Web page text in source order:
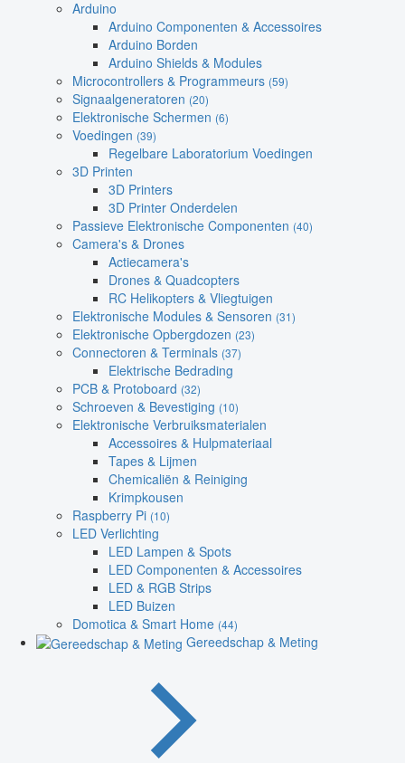
Arduino
Arduino Componenten & Accessoires
Arduino Borden
Arduino Shields & Modules
Microcontrollers & Programmeurs (59)
Signaalgeneratoren (20)
Elektronische Schermen (6)
Voedingen (39)
Regelbare Laboratorium Voedingen
3D Printen
3D Printers
3D Printer Onderdelen
Passieve Elektronische Componenten (40)
Camera's & Drones
Actiecamera's
Drones & Quadcopters
RC Helikopters & Vliegtuigen
Elektronische Modules & Sensoren (31)
Elektronische Opbergdozen (23)
Connectoren & Terminals (37)
Elektrische Bedrading
PCB & Protoboard (32)
Schroeven & Bevestiging (10)
Elektronische Verbruiksmaterialen
Accessoires & Hulpmateriaal
Tapes & Lijmen
Chemicaliën & Reiniging
Krimpkousen
Raspberry Pi (10)
LED Verlichting
LED Lampen & Spots
LED Componenten & Accessoires
LED & RGB Strips
LED Buizen
Domotica & Smart Home (44)
Gereedschap & Meting